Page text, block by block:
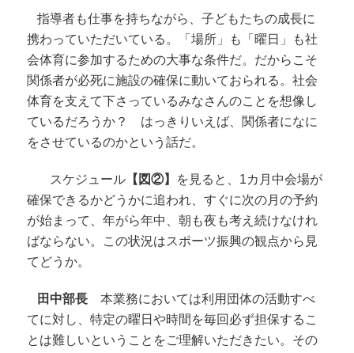
指導者も仕事を持ちながら、子どもたちの成長に
携わっていただいている。「場所」も「曜日」も社
会体育に参加するための大事な条件だ。だからこそ
関係者が必死に施設の確保に動いておられる。社会
体育を支えて下さっているみなさんのことを想像し
ているだろうか？ はっきりいえば、関係者になに
をさせているのかという話だ。
スケジュール 【図②】
を見ると、1カ月中会場が
確保できるかどうかに追われ、すぐに次の月の予約
が始まって、年がら年中、朝も夜も考え続けなけれ
ばならない。この状況はスポーツ振興の観点から見
てどうか。
田中部長 本業務においては利用団体の活動すべ
てに対し、特定の曜日や時間を毎回必ず担保するこ
とは難しいということをご理解いただきたい。その